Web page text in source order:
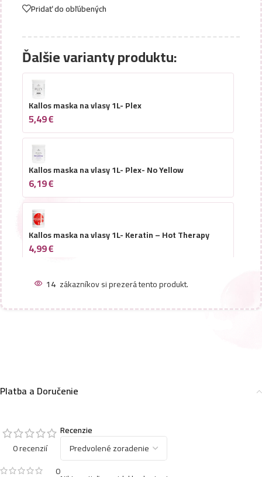
Pridať do obľúbených
Ďalšie varianty produktu:
Kallos maska na vlasy 1L- Plex
5,49€
Kallos maska na vlasy 1L- Plex- No Yellow
6,19€
Kallos maska na vlasy 1L- Keratin – Hot Therapy
4,99€
4,99€
Kallos maska na vlasy 1L- Pro-Tox – Superfruits
4,99€
14 zákazníkov si prezerá tento produkt.
Platba a Doručenie
0 recenzií
0
Recenzie